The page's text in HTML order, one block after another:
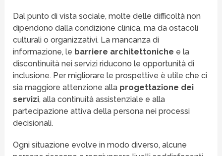
Dal punto di vista sociale, molte delle difficoltà non
dipendono dalla condizione clinica, ma da ostacoli
culturali o organizzativi. La mancanza di
informazione, le barriere architettoniche e la
discontinuità nei servizi riducono le opportunità di
inclusione. Per migliorare le prospettive è utile che ci
sia maggiore attenzione alla progettazione dei
servizi, alla continuità assistenziale e alla
partecipazione attiva della persona nei processi
decisionali.
Ogni situazione evolve in modo diverso, alcune